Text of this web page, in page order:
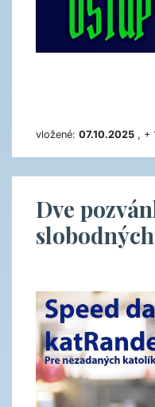
vložené: 07.10.2025 , +
Dve